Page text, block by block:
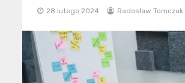
28 lutego 2024 Radosław Tomczak